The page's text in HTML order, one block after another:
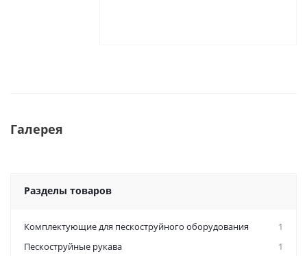
Галерея
Разделы товаров
Комплектующие для пескоструйного оборудования
1
Пескоструйные рукава
1